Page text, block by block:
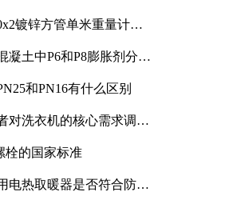
镀锌方管单米重量计算
凝土中P6和P8膨胀剂分别
和PN16有什么区别
对洗衣机的核心需求调研
栓的国家标准
电热取暖器是否符合防爆